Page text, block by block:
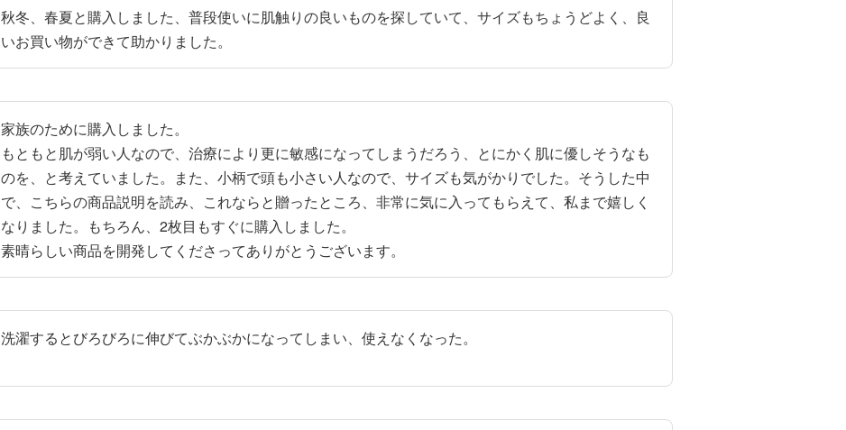
秋冬、春夏と購入しました、普段使いに肌触りの良いものを探していて、サイズもちょうどよく、良
いお買い物ができて助かりました。
家族のために購入しました。
もともと肌が弱い人なので、治療により更に敏感になってしまうだろう、とにかく肌に優しそうなも
のを、と考えていました。また、小柄で頭も小さい人なので、サイズも気がかりでした。そうした中
で、こちらの商品説明を読み、これならと贈ったところ、非常に気に入ってもらえて、私まで嬉しく
なりました。もちろん、2枚目もすぐに購入しました。
素晴らしい商品を開発してくださってありがとうございます。
洗濯するとびろびろに伸びてぶかぶかになってしまい、使えなくなった。